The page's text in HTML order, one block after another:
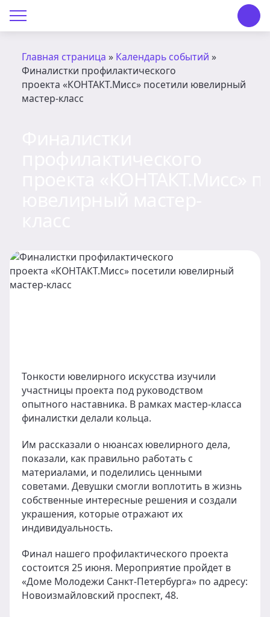
Главная страница » Календарь событий »
Финалистки профилактического
проекта «КОНТАКТ.Мисс» посетили ювелирный
мастер-класс
Тонкости ювелирного искусства изучили
участницы проекта под руководством
опытного наставника. В рамках мастер-класса
финалистки делали кольца.
Им рассказали о нюансах ювелирного дела,
показали, как правильно работать с
материалами, и поделились ценными
советами. Девушки смогли воплотить в жизнь
собственные интересные решения и создали
украшения, которые отражают их
индивидуальность.
Финал нашего профилактического проекта
состоится 25 июня. Мероприятие пройдет в
«Доме Молодежи Санкт-Петербурга» по адресу:
Новоизмайловский проспект, 48.
О Центре «КОНТАКТ»
Профсоюз
История